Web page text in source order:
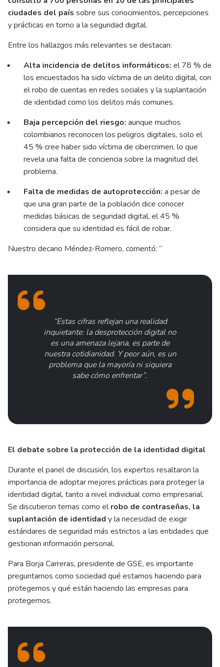
ciudades del país sobre sus conocimientos, percepciones
y prácticas en torno a la seguridad digital.
Entre los hallazgos más relevantes se destacan:
Alta incidencia de delitos informáticos: el 78 % de
los encuestados ha sido víctima de un delito digital, con
el robo de cuentas en redes sociales y la suplantación
de identidad como los delitos más comunes.
Baja percepción del riesgo: aunque muchos
colombianos reconocen los peligros digitales, solo el
45 % cree haber sido víctima de cibercrimen, lo que
revela una falta de conciencia sobre la magnitud del
problema.
Falta de medidas de autoprotección: a pesar de
que una gran parte de la población dice conocer
medidas básicas de seguridad digital, el 45 %
considera que su identidad es fácil de robar.
Nuestro decano Méndez-Romero, comentó: “
“Estas cifras reflejan una realidad
inquietante: la desprotección digital no
es una amenaza lejana, es parte de
nuestra cotidianidad. Y peor aún, es un
problema que la mayoría ni siquiera
sabe cómo enfrentar”.
El debate sobre la protección de la identidad digital
Durante el panel de discusión, los expertos resaltaron la
importancia de adoptar mejores prácticas para proteger la
identidad digital, tanto a nivel individual como empresarial.
Se discutieron temas como elrobo de contraseñas, la
suplantación de identidad y la necesidad de exigir
estándares de seguridad más estrictos a las entidades que
gestionan información personal.
Para Borja Carreras, presidente de GSE, es importante
preguntarnos como sociedad qué estamos haciendo para
protegernos y qué están haciendo las empresas para
protegernos.